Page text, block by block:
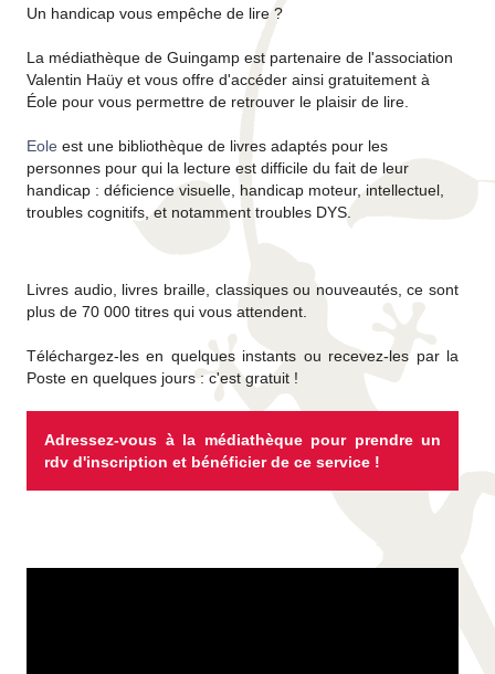
Un handicap vous empêche de lire ?
La médiathèque de Guingamp est partenaire de l'association
Valentin Haüy et vous offre d'accéder ainsi gratuitement à
Éole pour vous permettre de retrouver le plaisir de lire.
Eole est une bibliothèque de livres adaptés pour les
personnes pour qui la lecture est difficile du fait de leur
handicap : déficience visuelle, handicap moteur, intellectuel,
troubles cognitifs, et notamment troubles DYS.
Livres audio, livres braille, classiques ou nouveautés, ce sont
plus de 70 000 titres qui vous attendent.
Téléchargez-les en quelques instants ou recevez-les par la
Poste en quelques jours : c'est gratuit !
Adressez-vous à la médiathèque pour prendre un
rdv d'inscription et bénéficier de ce service !